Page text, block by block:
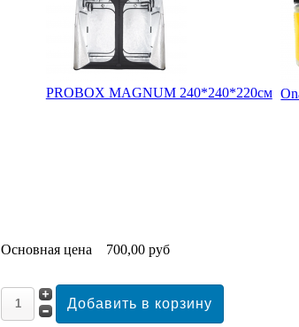
PROBOX MAGNUM 240*240*220см
Основная цена
700,00 руб